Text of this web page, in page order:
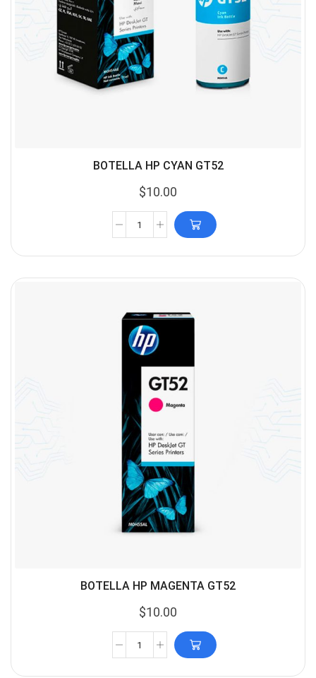
BOTELLA HP CYAN GT52
$10.00
BOTELLA HP MAGENTA GT52
$10.00